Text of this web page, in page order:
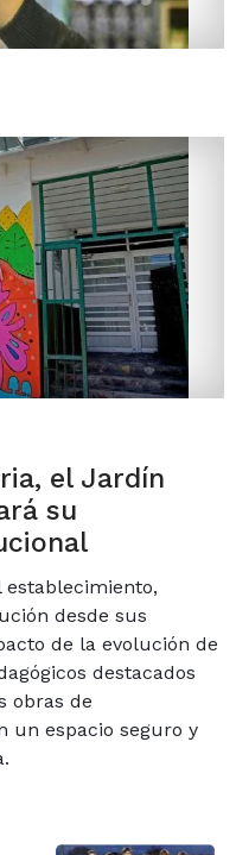
el Jardín
su
establecimiento,
desde sus
de la evolución de
destacados
obras de
un espacio seguro y